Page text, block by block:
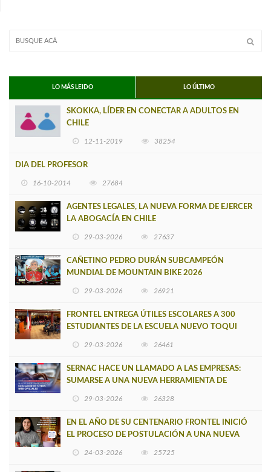
LO MÁS LEIDO LO ÚLTIMO
SKOKKA, LÍDER EN CONECTAR A ADULTOS EN
CHILE
12-11-2019 38254
DIA DEL PROFESOR
16-10-2014 27684
AGENTES LEGALES, LA NUEVA FORMA DE EJERCER
LA ABOGACÍA EN CHILE
29-03-2026 27637
CAÑETINO PEDRO DURÁN SUBCAMPEÓN
MUNDIAL DE MOUNTAIN BIKE 2026
29-03-2026 26921
FRONTEL ENTREGA ÚTILES ESCOLARES A 300
ESTUDIANTES DE LA ESCUELA NUEVO TOQUI
29-03-2026 26461
SERNAC HACE UN LLAMADO A LAS EMPRESAS:
SUMARSE A UNA NUEVA HERRAMIENTA DE
29-03-2026 26328
EN EL AÑO DE SU CENTENARIO FRONTEL INICIÓ
EL PROCESO DE POSTULACIÓN A UNA NUEVA
24-03-2026 25725